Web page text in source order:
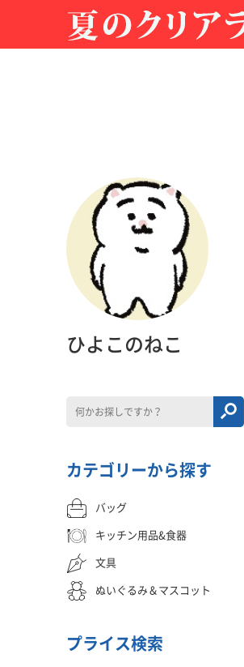
ひよこのねこ
カテゴリーから探す
バッグ
キッチン用品&食器
文具
ぬいぐるみ＆マスコット
プライス検索